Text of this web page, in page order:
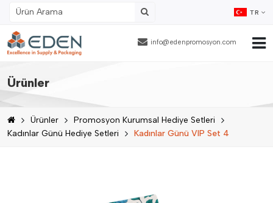
info@edenpromosyon.com
TR
Ana Sayfa
Hakkımızda
Ürünler
Ürünler
Ürünler
Promosyon Kurumsal Hediye Setleri
Kadınlar Günü Hediye Setleri
Kadınlar Günü VIP Set 4